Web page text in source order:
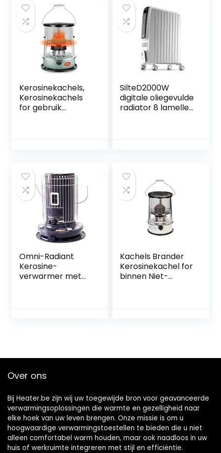
kookfornuis for
buitenkamperen
(Color : Red (4.6L))
campingkerosinek
achel for
verwarming,
koken,
campingoliekachel
s Eenvoudige
Bediening Snelle
Kerosinekachels,
Kerosinekachels
for gebruik
campingoliekachel
s
SilteD2000W
digitale oliegevulde
radiator 8 lamellen
Intelligente
thermostaat
Veiligheid
Omni-Radiant
Kerosine-
verwarmer met
Kachels Brander
Kerosinekachel for
binnen Niet-
Over ons
Bij Heater.be zijn wij uw toegewijde bron voor geavanceerde
verwarmingsoplossingen die warmte en gezelligheid naar
elke hoek van uw leven brengen. Onze missie is om u
hoogwaardige verwarmingstoestellen te bieden die u niet
alleen comfortabel warm houden, maar ook naadloos in uw
huis of werkruimte integreren met stijl en efficiëntie.